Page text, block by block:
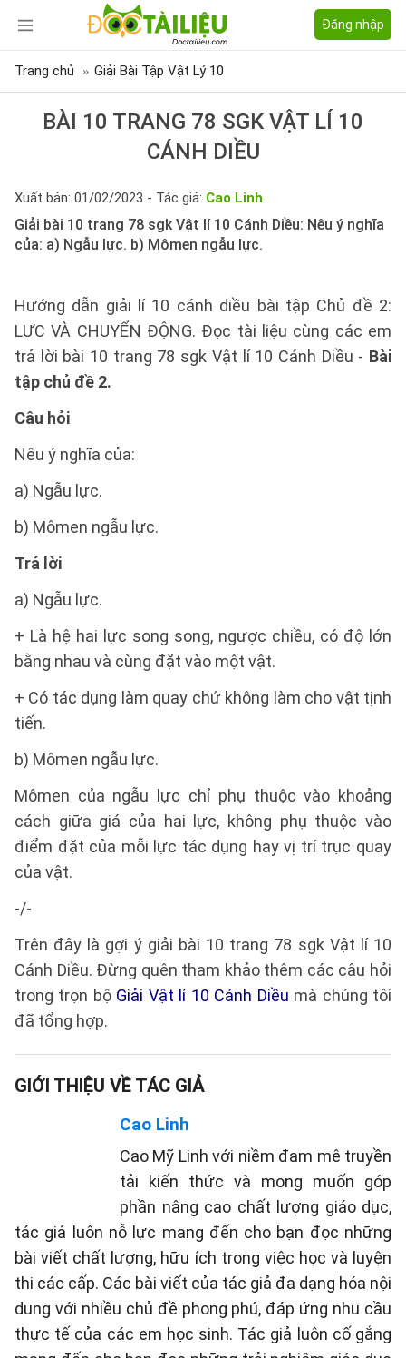
Đăng nhập
Trang chủ Giải Bài Tập Vật Lý 10
BÀI 10 TRANG 78 SGK VẬT LÍ 10
CÁNH DIỀU
Xuất bản: 01/02/2023 - Tác giả: Cao Linh
Giải bài 10 trang 78 sgk Vật lí 10 Cánh Diều: Nêu ý nghĩa
của: a) Ngẫu lực. b) Mômen ngẫu lực.
Hướng dẫn giải lí 10 cánh diều bài tập Chủ đề 2:
LỰC VÀ CHUYỂN ĐỘNG. Đọc tài liệu cùng các em
trả lời bài 10 trang 78 sgk Vật lí 10 Cánh Diều - Bài
tập chủ đề 2.
Câu hỏi
Nêu ý nghĩa của:
a) Ngẫu lực.
b) Mômen ngẫu lực.
Trả lời
a) Ngẫu lực.
+ Là hệ hai lực song song, ngược chiều, có độ lớn
bằng nhau và cùng đặt vào một vật.
+ Có tác dụng làm quay chứ không làm cho vật tịnh
tiến.
b) Mômen ngẫu lực.
Mômen của ngẫu lực chỉ phụ thuộc vào khoảng
cách giữa giá của hai lực, không phụ thuộc vào
điểm đặt của mỗi lực tác dụng hay vị trí trục quay
của vật.
-/-
Trên đây là gợi ý giải bài 10 trang 78 sgk Vật lí 10
Cánh Diều. Đừng quên tham khảo thêm các câu hỏi
trong trọn bộ Giải Vật lí 10 Cánh Diều mà chúng tôi
đã tổng hợp.
GIỚI THIỆU VỀ TÁC GIẢ
Cao Linh
Cao Mỹ Linh với niềm đam mê truyền
tải kiến thức và mong muốn góp
phần nâng cao chất lượng giáo dục,
tác giả luôn nỗ lực mang đến cho bạn đọc những
bài viết chất lượng, hữu ích trong việc học và luyện
thi các cấp. Các bài viết của tác giả đa dạng hóa nội
dung với nhiều chủ đề phong phú, đáp ứng nhu cầu
thực tế của các em học sinh. Tác giả luôn cố gắng